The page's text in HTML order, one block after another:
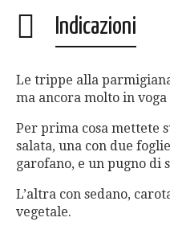
Indicazioni
Le trippe alla
ma ancora molto in
Per prima cosa mettete
salata, una con due
garofano, e un pugno di
L’altra con sedano,
vegetale.